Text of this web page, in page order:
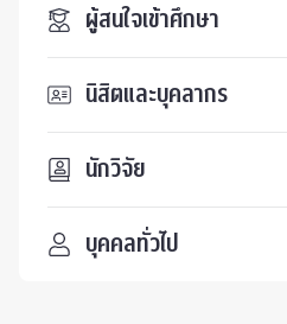
ผู้สนใจเข้าศึกษา
นิสิตและบุคลากร
นักวิจัย
บุคคลทั่วไป